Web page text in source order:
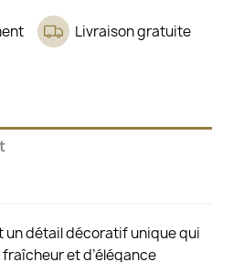
Livraison gratuite
un détail décoratif unique qui
et d’élégance